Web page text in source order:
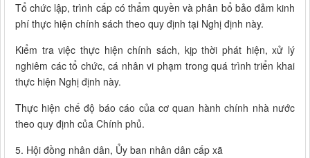
Tổ chức lập, trình cấp có thẩm quyền và phân bổ bảo đảm kinh
phí thực hiện chính sách theo quy định tại Nghị định này.
Kiểm tra việc thực hiện chính sách, kịp thời phát hiện, xử lý
nghiêm các tổ chức, cá nhân vi phạm trong quá trình triển khai
thực hiện Nghị định này.
Thực hiện chế độ báo cáo của cơ quan hành chính nhà nước
theo quy định của Chính phủ.
5. Hội đồng nhân dân, Ủy ban nhân dân cấp xã